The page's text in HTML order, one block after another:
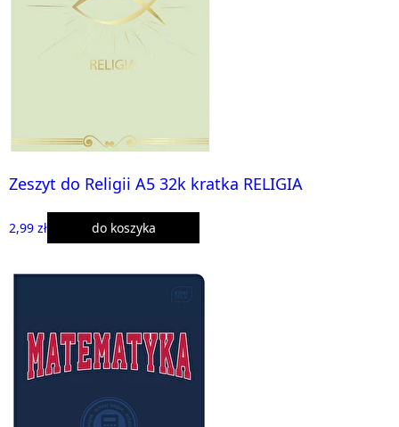
Zeszyt do Religii A5 32k kratka RELIGIA
2,99 zł do koszyka